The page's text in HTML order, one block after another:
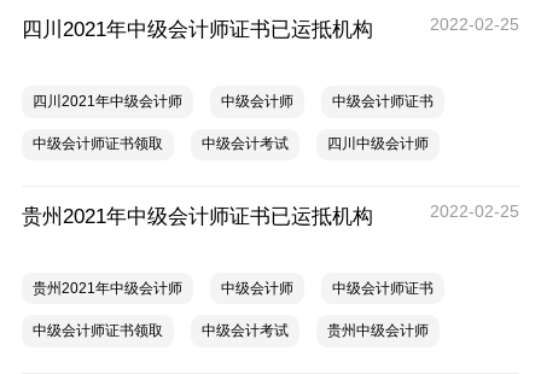
四川2021年中级会计师证书已运抵机构 2022-02-25
四川2021年中级会计师 中级会计师 中级会计师证书
中级会计师证书领取 中级会计考试 四川中级会计师
贵州2021年中级会计师证书已运抵机构 2022-02-25
贵州2021年中级会计师 中级会计师 中级会计师证书
中级会计师证书领取 中级会计考试 贵州中级会计师